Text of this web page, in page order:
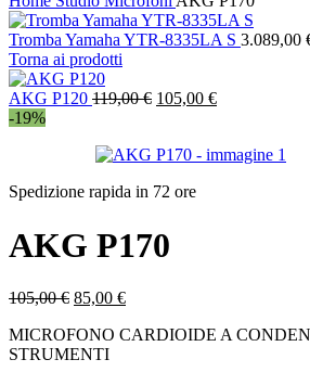
Tromba Yamaha YTR-8335LA S 3.089,00
Torna ai prodotti
AKG P120 119,00€ Il
era:
105,00 €Il
è:
-19%
Spedizione rapida in 72 ore
AKG P170
105,00€ Il
originale
era:
85,00 €Il
attuale
MICROFONO CARDIOIDE A
STRUMENTI